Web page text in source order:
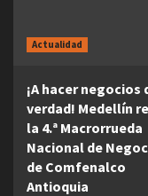
Actualidad
¡A hacer negocios
verdad! Medellín
la 4.ª Macrorrueda
Nacional de
de Comfenalco
Antioquia